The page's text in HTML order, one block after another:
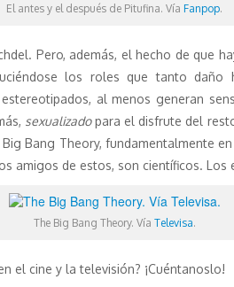
El antes y el después de Pitufina. Vía Fanpop.
Pero, además, el hecho de que
los roles que tanto daño
al menos generan
sexualizadopara el disfrute del
Bang Theory, fundamentalmente
amigos de estos, son científicos.
The Big Bang Theory. Vía Televisa.
el cine y la televisión? ¡Cuéntanoslo!